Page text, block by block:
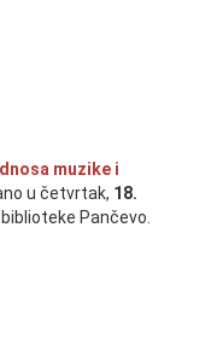
muzike i
u četvrtak, 18.
Pančevo.